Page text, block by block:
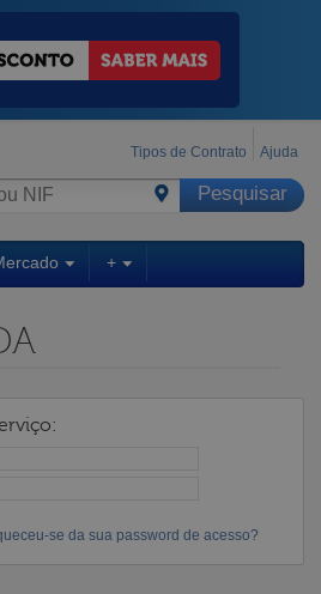
Tipos de Contrato Ajuda
+
se da sua password de acesso?